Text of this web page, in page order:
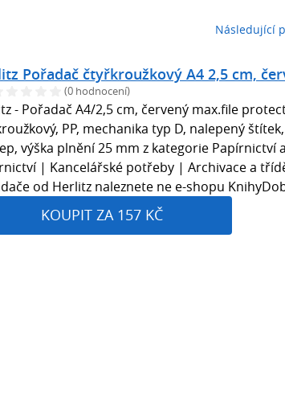
Následující
Pořadač čtyřkroužkový A4 2,5 cm,
(0 hodnocení)
- Pořadač A4/2,5 cm, červený max.file
PP, mechanika typ D, nalepený
výška plnění 25 mm z kategorie Papírnictví
| Kancelářské potřeby | Archivace a
od Herlitz naleznete ne e-shopu
KOUPIT ZA 157 KČ